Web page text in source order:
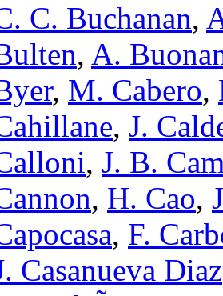
C. Buchanan,
, A.
, M. Cabero,
, J.
, J. B.
, H. Cao,
, F.
Casanueva Diaz